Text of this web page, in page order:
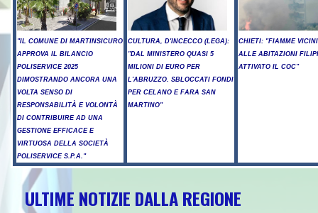
"IL COMUNE DI MARTINSICURO
APPROVA IL BILANCIO
POLISERVICE 2025
DIMOSTRANDO ANCORA UNA
VOLTA SENSO DI
RESPONSABILITÀ E VOLONTÀ
DI CONTRIBUIRE AD UNA
GESTIONE EFFICACE E
VIRTUOSA DELLA SOCIETÀ
POLISERVICE S.P.A."
CULTURA, D'INCECCO (LEGA):
"DAL MINISTERO QUASI 5
MILIONI DI EURO PER
L'ABRUZZO. SBLOCCATI FONDI
PER CELANO E FARA SAN
MARTINO"
CHIETI: "FIAMME
ALLE ABITAZIONI
ATTIVATO IL COC"
ULTIME NOTIZIE DALLA REGIONE